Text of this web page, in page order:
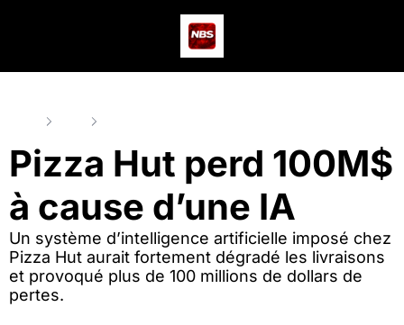
Pizza Hut perd 100M$
à cause d’une IA
Un système d’intelligence artificielle imposé chez
Pizza Hut aurait fortement dégradé les livraisons
et provoqué plus de 100 millions de dollars de
pertes.